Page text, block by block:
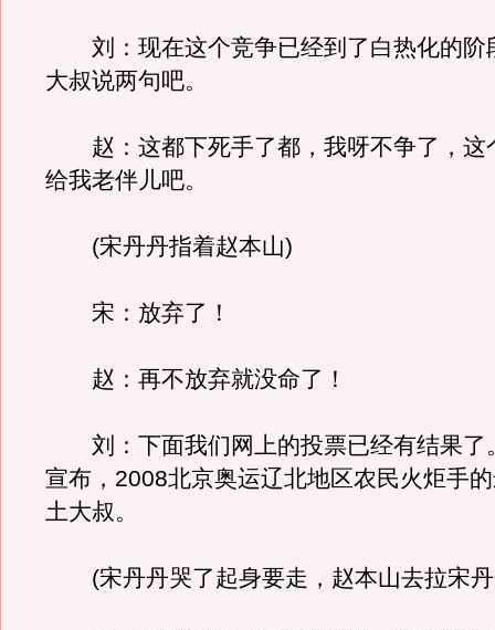
刘：现在这个竞争已经到了白热化的阶
大叔说两句吧。
赵：这都下死手了都，我呀不争了，这
给我老伴儿吧。
(宋丹丹指着赵本山)
宋：放弃了！
赵：再不放弃就没命了！
刘：下面我们网上的投票已经有结果了
宣布，2008北京奥运辽北地区农民火炬手
土大叔。
(宋丹丹哭了起身要走，赵本山去拉宋